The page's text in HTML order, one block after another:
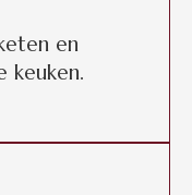
en
keuken.